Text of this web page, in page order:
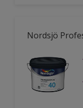
Nordsjö